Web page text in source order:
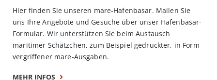
Hier finden Sie unseren mare-Hafenbasar. Mailen Sie
uns Ihre Angebote und Gesuche über unser Hafenbasar-
Formular. Wir unterstützen Sie beim Austausch
maritimer Schätzchen, zum Beispiel gedruckter, in Form
vergriffener mare-Ausgaben.
MEHR INFOS